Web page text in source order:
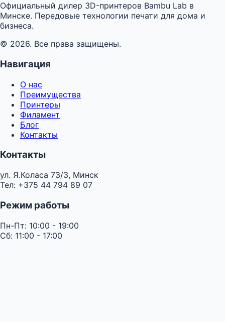
Официальный дилер 3D-принтеров Bambu Lab в
Минске. Передовые технологии печати для дома и
бизнеса.
© 2026. Все права защищены.
Навигация
О нас
Преимущества
Принтеры
Филамент
Блог
Контакты
Контакты
ул. Я.Коласа 73/3, Минск
Тел: +375 44 794 89 07
Режим работы
Пн-Пт: 10:00 - 19:00
Сб: 11:00 - 17:00